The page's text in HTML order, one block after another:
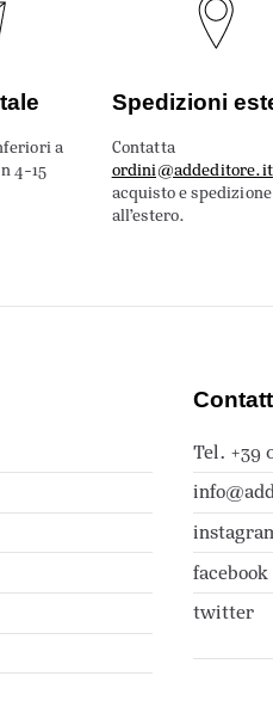
a
4-15
Spedizioni
Contatta
ordini@addeditore.it
acquisto e spedizione
all’estero.
Tel. +39
facebook
twitter